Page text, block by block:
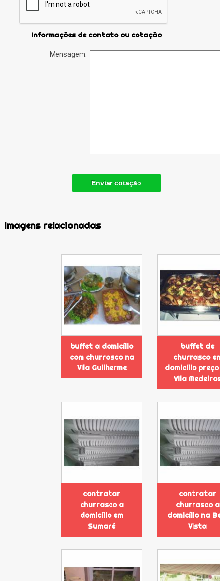
Informações de contato ou cotação
Mensagem:
Enviar cotação
Imagens relacionadas
buffet a domicílio
com churrasco na
Vila Guilherme
buffet de
churrasco
domicílio
Vila
contratar
churrasco a
domicílio em
Sumaré
contratar
churrasco a
domicílio na
Vista